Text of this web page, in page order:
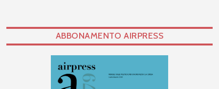
ABBONAMENTO AIRPRESS